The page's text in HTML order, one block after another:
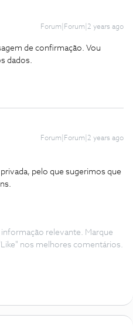
Forum|Forum|2 years ago
de confirmação. Vou
dados.
Forum|Forum|2 years ago
pelo que sugerimos que
relevante. Marque
nos melhores comentários.